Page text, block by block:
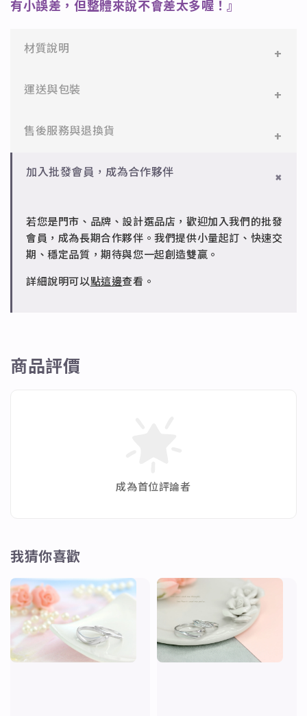
有小誤差，但整體來說不會差太多喔！』
材質說明
✻ 316L不鏽鋼
✻ 925純銀
設計。
運送與包裝
一般會員：一件即享免運與精美包裝，超商取貨或宅配
批發會員：達門檻享免運優惠，出貨時間約為2個工作
售後服務與退換貨
✻ 一般會員
✻ 批發會員
請聯繫 LINE 客服 @jfq1926j 協助處理。
加入批發會員，成為合作夥伴
若您是門市、品牌、設計選品店，歡迎加入我們的批發
會員，成為長期合作夥伴。我們提供小量起訂、快速交
期、穩定品質，期待與您一起創造雙贏。
詳細說明可以點這邊查看。
商品評價
成為首位評論者
我猜你喜歡